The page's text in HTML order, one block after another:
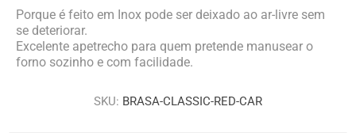
Porque é feito em Inox pode ser deixado ao ar-livre sem
se deteriorar.
Excelente apetrecho para quem pretende manusear o
forno sozinho e com facilidade.
SKU: BRASA-CLASSIC-RED-CAR